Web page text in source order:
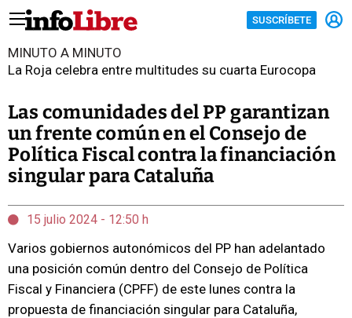
SUSCRÍBETE
MINUTO A MINUTO
La Roja celebra entre multitudes su cuarta Eurocopa
Las comunidades del PP garantizan
un frente común en el Consejo de
Política Fiscal contra la financiación
singular para Cataluña
15 julio 2024 - 12:50 h
Varios gobiernos autonómicos del PP han adelantado
una posición común dentro del Consejo de Política
Fiscal y Financiera (CPFF) de este lunes contra la
propuesta de financiación singular para Cataluña,